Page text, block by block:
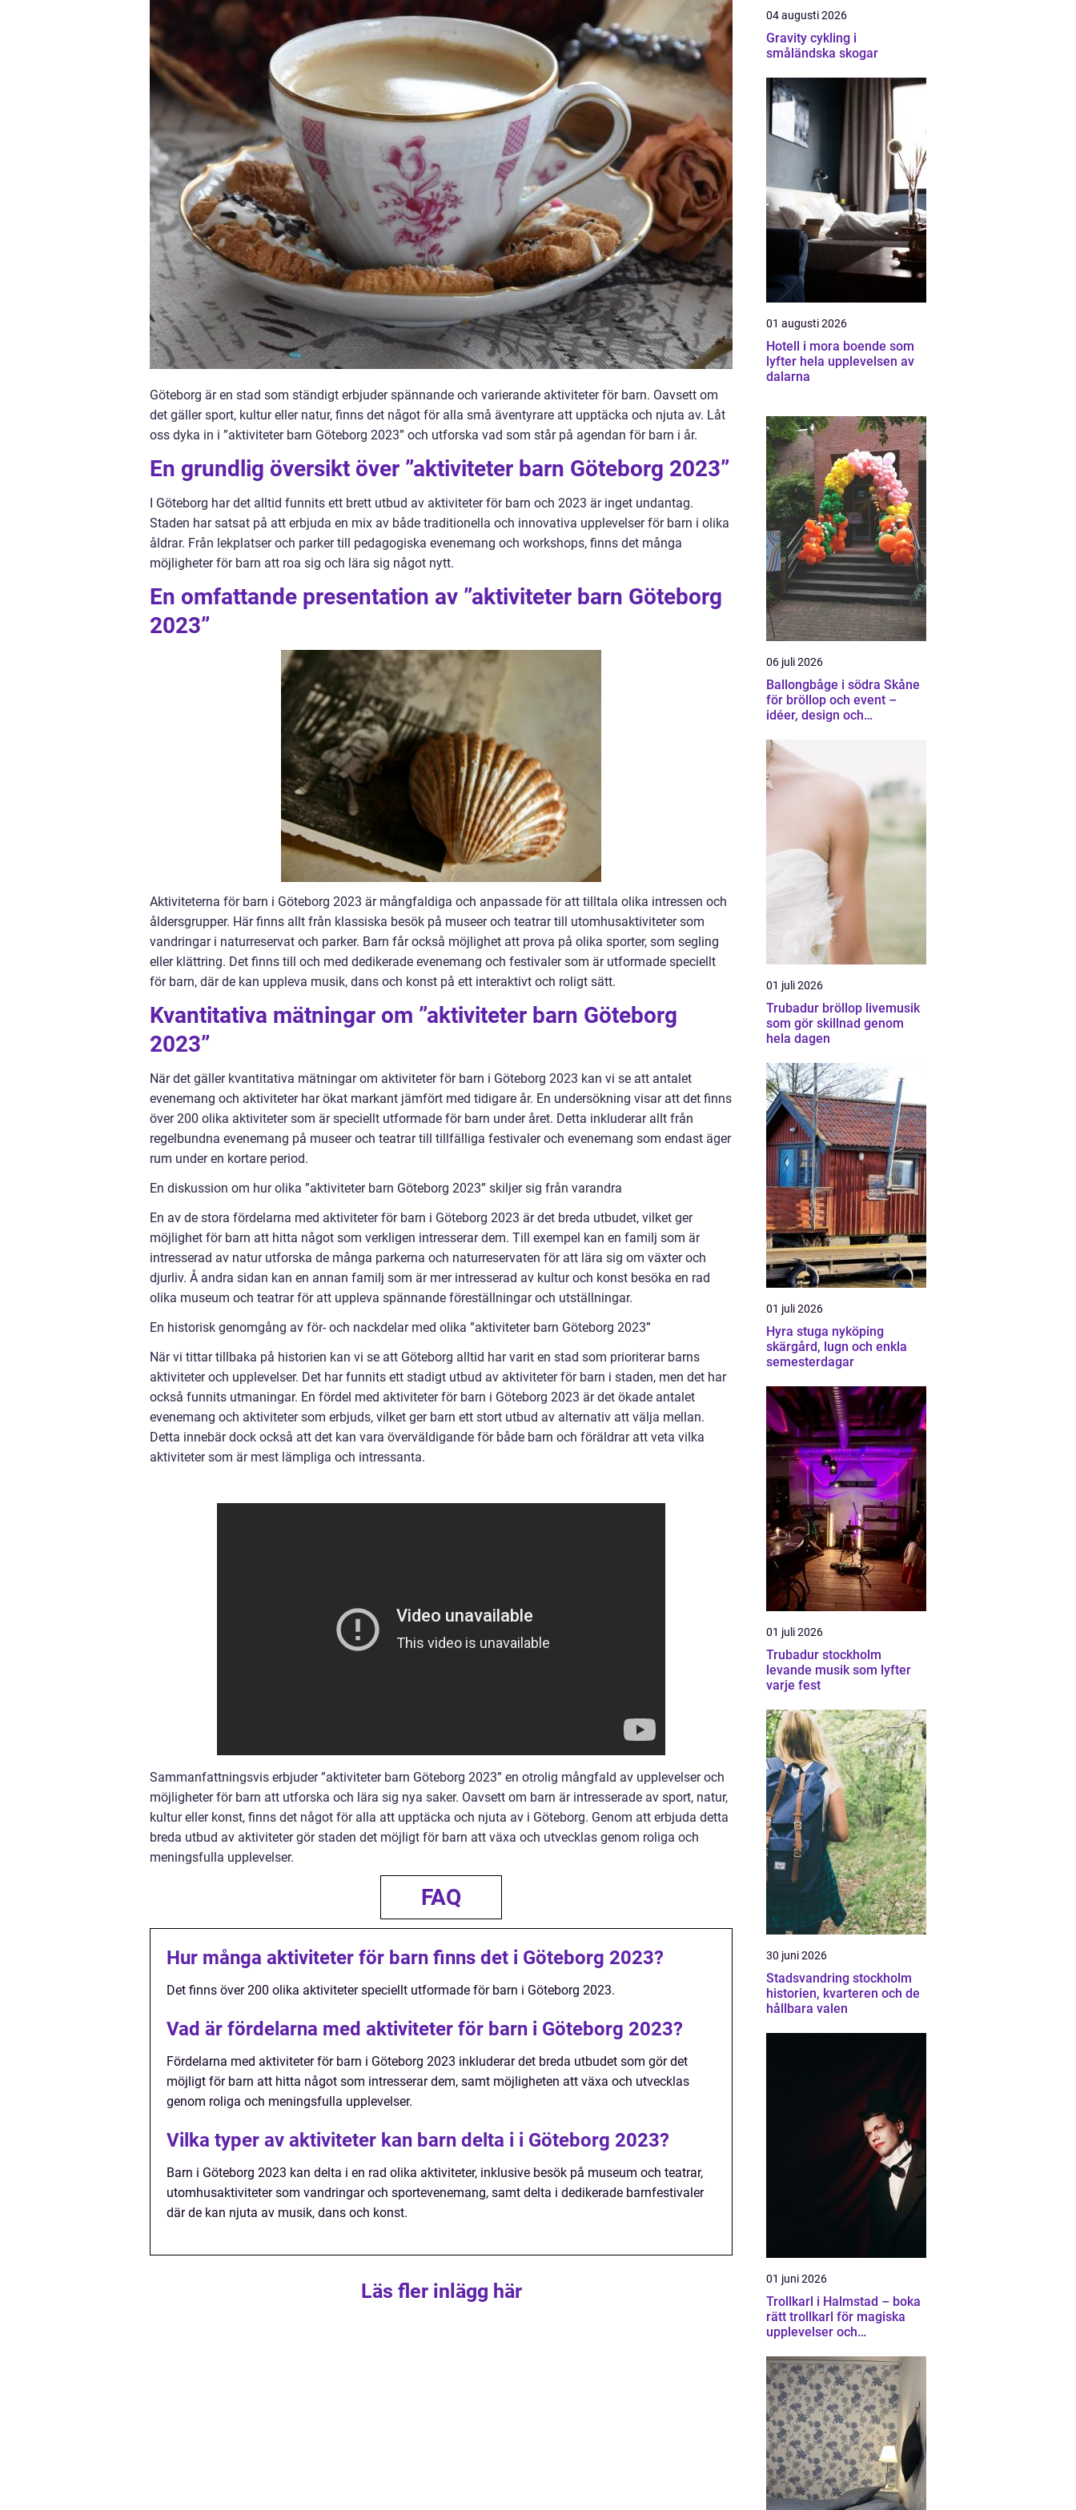
Göteborg är en stad som ständigt erbjuder spännande och varierande aktiviteter för barn. Oavsett om
det gäller sport, kultur eller natur, finns det något för alla små äventyrare att upptäcka och njuta av. Låt
oss dyka in i ”aktiviteter barn Göteborg 2023” och utforska vad som står på agendan för barn i år.
En grundlig översikt över ”aktiviteter barn Göteborg 2023”
I Göteborg har det alltid funnits ett brett utbud av aktiviteter för barn och 2023 är inget undantag.
Staden har satsat på att erbjuda en mix av både traditionella och innovativa upplevelser för barn i olika
åldrar. Från lekplatser och parker till pedagogiska evenemang och workshops, finns det många
möjligheter för barn att roa sig och lära sig något nytt.
En omfattande presentation av ”aktiviteter barn Göteborg
2023”
Aktiviteterna för barn i Göteborg 2023 är mångfaldiga och anpassade för att tilltala olika intressen och
åldersgrupper. Här finns allt från klassiska besök på museer och teatrar till utomhusaktiviteter som
vandringar i naturreservat och parker. Barn får också möjlighet att prova på olika sporter, som segling
eller klättring. Det finns till och med dedikerade evenemang och festivaler som är utformade speciellt
för barn, där de kan uppleva musik, dans och konst på ett interaktivt och roligt sätt.
Kvantitativa mätningar om ”aktiviteter barn Göteborg
2023”
När det gäller kvantitativa mätningar om aktiviteter för barn i Göteborg 2023 kan vi se att antalet
evenemang och aktiviteter har ökat markant jämfört med tidigare år. En undersökning visar att det finns
över 200 olika aktiviteter som är speciellt utformade för barn under året. Detta inkluderar allt från
regelbundna evenemang på museer och teatrar till tillfälliga festivaler och evenemang som endast äger
rum under en kortare period.
En diskussion om hur olika ”aktiviteter barn Göteborg 2023” skiljer sig från varandra
En av de stora fördelarna med aktiviteter för barn i Göteborg 2023 är det breda utbudet, vilket ger
möjlighet för barn att hitta något som verkligen intresserar dem. Till exempel kan en familj som är
intresserad av natur utforska de många parkerna och naturreservaten för att lära sig om växter och
djurliv. Å andra sidan kan en annan familj som är mer intresserad av kultur och konst besöka en rad
olika museum och teatrar för att uppleva spännande föreställningar och utställningar.
En historisk genomgång av för- och nackdelar med olika ”aktiviteter barn Göteborg 2023”
När vi tittar tillbaka på historien kan vi se att Göteborg alltid har varit en stad som prioriterar barns
aktiviteter och upplevelser. Det har funnits ett stadigt utbud av aktiviteter för barn i staden, men det har
också funnits utmaningar. En fördel med aktiviteter för barn i Göteborg 2023 är det ökade antalet
evenemang och aktiviteter som erbjuds, vilket ger barn ett stort utbud av alternativ att välja mellan.
Detta innebär dock också att det kan vara överväldigande för både barn och föräldrar att veta vilka
aktiviteter som är mest lämpliga och intressanta.
Sammanfattningsvis erbjuder ”aktiviteter barn Göteborg 2023” en otrolig mångfald av upplevelser och
möjligheter för barn att utforska och lära sig nya saker. Oavsett om barn är intresserade av sport, natur,
kultur eller konst, finns det något för alla att upptäcka och njuta av i Göteborg. Genom att erbjuda detta
breda utbud av aktiviteter gör staden det möjligt för barn att växa och utvecklas genom roliga och
meningsfulla upplevelser.
FAQ
Hur många aktiviteter för barn finns det i Göteborg 2023?
Det finns över 200 olika aktiviteter speciellt utformade för barn i Göteborg 2023.
Vad är fördelarna med aktiviteter för barn i Göteborg 2023?
Fördelarna med aktiviteter för barn i Göteborg 2023 inkluderar det breda utbudet som gör det
möjligt för barn att hitta något som intresserar dem, samt möjligheten att växa och utvecklas
genom roliga och meningsfulla upplevelser.
Vilka typer av aktiviteter kan barn delta i i Göteborg 2023?
Barn i Göteborg 2023 kan delta i en rad olika aktiviteter, inklusive besök på museum och teatrar,
utomhusaktiviteter som vandringar och sportevenemang, samt delta i dedikerade barnfestivaler
där de kan njuta av musik, dans och konst.
Läs fler inlägg här
04 augusti 2026
Gravity cykling i
småländska skogar
01 augusti 2026
Hotell i mora boende som
lyfter hela upplevelsen av
dalarna
06 juli 2026
Ballongbåge i södra Skåne
för bröllop och event –
idéer, design och
01 juli 2026
Trubadur bröllop livemusik
som gör skillnad genom
hela dagen
01 juli 2026
Hyra stuga nyköping
skärgård, lugn och enkla
semesterdagar
01 juli 2026
Trubadur stockholm
levande musik som lyfter
varje fest
30 juni 2026
Stadsvandring stockholm
historien, kvarteren och de
hållbara valen
01 juni 2026
Trollkarl i Halmstad – boka
rätt trollkarl för magiska
upplevelser och